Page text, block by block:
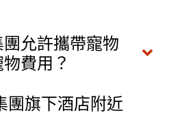
允許攜帶寵物
費用？
團旗下酒店附近